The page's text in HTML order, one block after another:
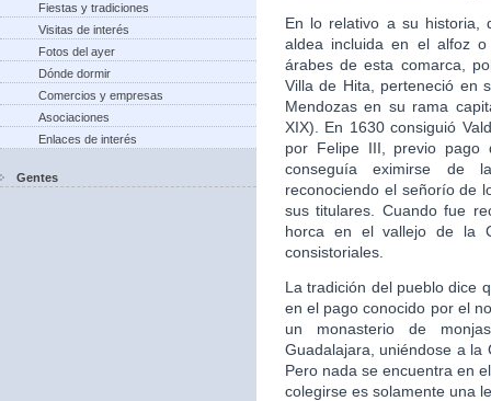
Fiestas y tradiciones
Visitas de interés
Fotos del ayer
Dónde dormir
Comercios y empresas
Asociaciones
Enlaces de interés
Gentes
En lo relativo a su historia,
aldea incluida en el alfoz
árabes de esta comarca,
Villa de Hita, perteneció en
Mendozas en su rama
XIX). En 1630 consiguió
por Felipe III, previo pago
conseguía eximirse de
reconociendo el señorío de
sus titulares. Cuando fue
horca en el vallejo de la
consistoriales.
La tradición del pueblo dice
en el pago conocido por el
un monasterio de
Guadalajara, uniéndose a la
Pero nada se encuentra en
colegirse es solamente una